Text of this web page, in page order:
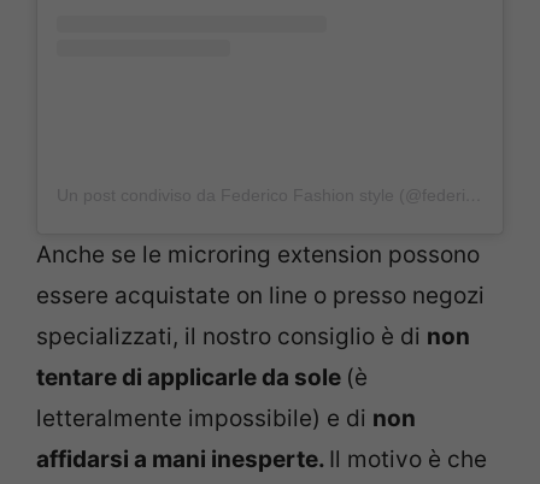
Anche se le microring extension possono
essere acquistate on line o presso negozi
specializzati, il nostro consiglio è di non
tentare di applicarle da sole (è
letteralmente impossibile) e di non
affidarsi a mani inesperte. Il motivo è che